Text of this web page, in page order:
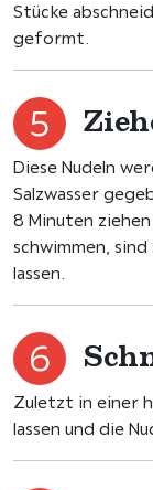
Stücke
geformt.
Diese Nudeln
Salzwasser
8 Minuten ziehen
schwimmen,
lassen.
Zuletzt in einer
lassen und die